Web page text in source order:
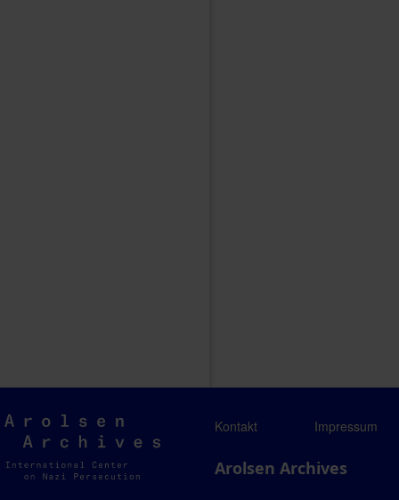
Arolsen
Archives
Kontakt Impressum
Arolsen Archives